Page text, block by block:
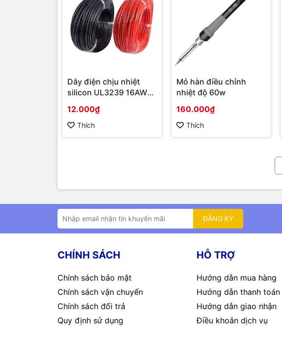
Dây điện chịu nhiệt
silicon UL3239 16AWG
12.000₫
Thích
Mỏ hàn điều chỉnh
nhiệt độ 60w
160.000₫
Thích
ĐĂNG KÝ
CHÍNH SÁCH
Chính sách bảo mật
Chính sách vận chuyển
Chính sách đổi trả
Quy định sử dụng
HỖ TRỢ
Hướng dẫn mua hàng
Hướng dẫn thanh toán
Hướng dẫn giao nhận
Điều khoản dịch vụ